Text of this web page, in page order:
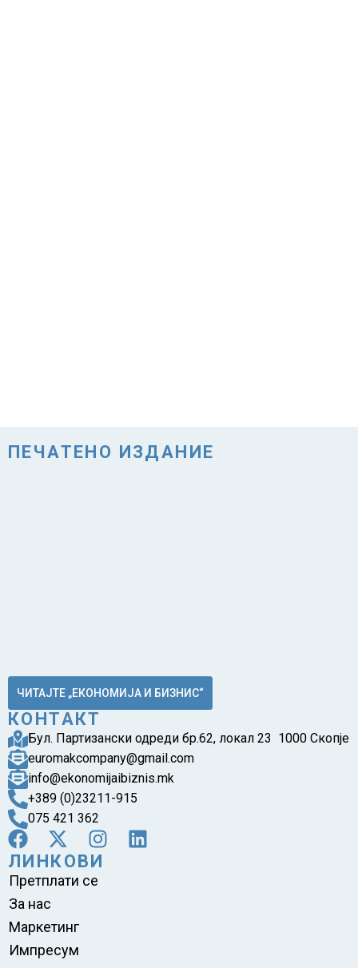
ПЕЧАТЕНО ИЗДАНИЕ
ЧИТАЈТЕ „ЕКОНОМИЈА И БИЗНИС“
КОНТАКТ
Бул. Партизански одреди бр.62, локал 23 1000 Скопје
euromakcompany@gmail.com
info@ekonomijaibiznis.mk
+389 (0)23211-915
075 421 362
ЛИНКОВИ
Претплати се
За нас
Маркетинг
Импресум